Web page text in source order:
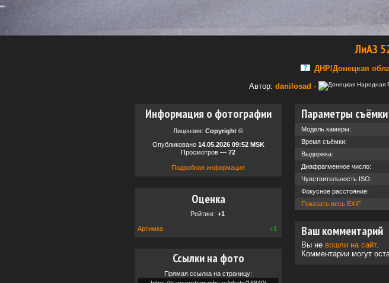
ЛиАЗ
ДНР/Донецкая
Автор: danilosad ·
Информация о фотографии
Лицензия: Copyright ©
Опубликовано 14.05.2026 09:52 MSK
Просмотров — 72
Подробная информация
Оценка
Рейтинг: +1
Артимка +1
Ссылки на фото
Прямая ссылка на страницу:
Параметры съёмки
Модель камеры:
Время съёмки:
Выдержка:
Диафрагменное число:
Чувствительность ISO:
Фокусное расстояние:
Показать весь EXIF
Ваш комментарий
Вы не вошли на сайт.
Комментарии могут